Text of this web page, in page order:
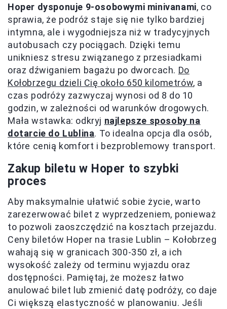
Hoper dysponuje 9-osobowymi minivanami, co
sprawia, że podróż staje się nie tylko bardziej
intymna, ale i wygodniejsza niż w tradycyjnych
autobusach czy pociągach. Dzięki temu
unikniesz stresu związanego z przesiadkami
oraz dźwiganiem bagażu po dworcach. Do
Kołobrzegu dzieli Cię około 650 kilometrów, a
czas podróży zazwyczaj wynosi od 8 do 10
godzin, w zależności od warunków drogowych.
Mała wstawka: odkryj najlepsze sposoby na
dotarcie do Lublina. To idealna opcja dla osób,
które cenią komfort i bezproblemowy transport.
Zakup biletu w Hoper to szybki
proces
Aby maksymalnie ułatwić sobie życie, warto
zarezerwować bilet z wyprzedzeniem, ponieważ
to pozwoli zaoszczędzić na kosztach przejazdu.
Ceny biletów Hoper na trasie Lublin – Kołobrzeg
wahają się w granicach 300-350 zł, a ich
wysokość zależy od terminu wyjazdu oraz
dostępności. Pamiętaj, że możesz łatwo
anulować bilet lub zmienić datę podróży, co daje
Ci większą elastyczność w planowaniu. Jeśli